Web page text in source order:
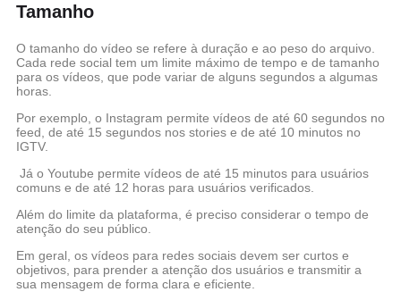
Tamanho
O tamanho do vídeo se refere à duração e ao peso do arquivo.
Cada rede social tem um limite máximo de tempo e de tamanho
para os vídeos, que pode variar de alguns segundos a algumas
horas.
Por exemplo, o Instagram permite vídeos de até 60 segundos no
feed, de até 15 segundos nos stories e de até 10 minutos no
IGTV.
Já o Youtube permite vídeos de até 15 minutos para usuários
comuns e de até 12 horas para usuários verificados.
Além do limite da plataforma, é preciso considerar o tempo de
atenção do seu público.
Em geral, os vídeos para redes sociais devem ser curtos e
objetivos, para prender a atenção dos usuários e transmitir a
sua mensagem de forma clara e eficiente.